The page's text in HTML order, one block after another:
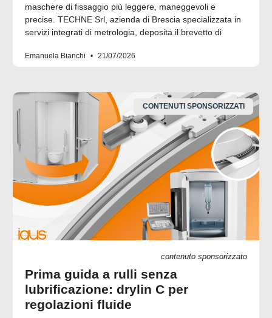
maschere di fissaggio più leggere, maneggevoli e
precise. TECHNE Srl, azienda di Brescia specializzata in
servizi integrati di metrologia, deposita il brevetto di
Emanuela Bianchi 21/07/2026
CONTENUTI SPONSORIZZATI
contenuto sponsorizzato
Prima guida a rulli senza
lubrificazione: drylin C per
regolazioni fluide